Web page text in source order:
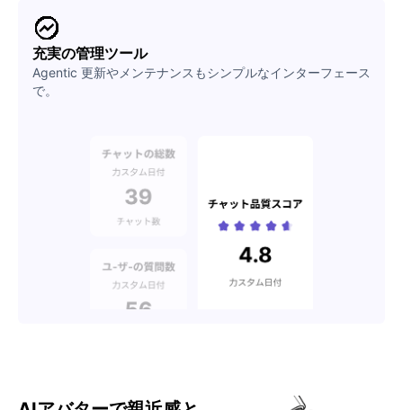
充実の管理ツール
Agentic 更新やメンテナンスもシンプルなインターフェース
で。